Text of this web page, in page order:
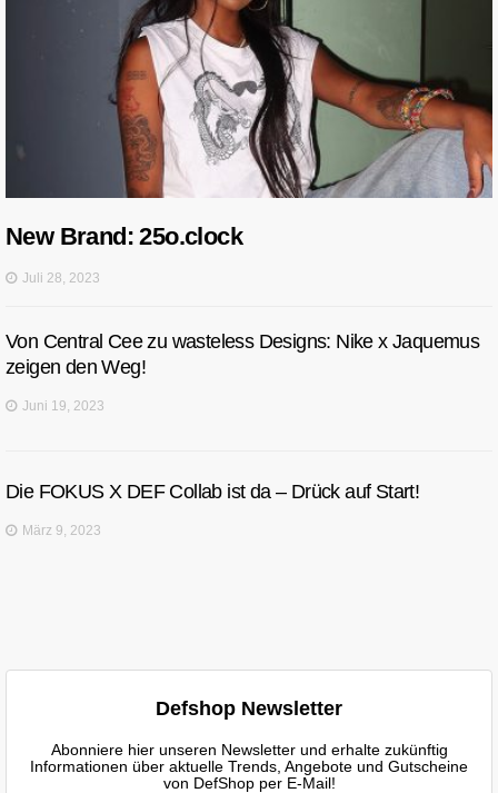
New Brand: 25o.clock
Juli 28, 2023
Von Central Cee zu wasteless Designs: Nike x Jaquemus
zeigen den Weg!
Juni 19, 2023
Die FOKUS X DEF Collab ist da – Drück auf Start!
März 9, 2023
Defshop Newsletter
Abonniere hier unseren Newsletter und erhalte zukünftig
Informationen über aktuelle Trends, Angebote und Gutscheine
von DefShop per E-Mail!